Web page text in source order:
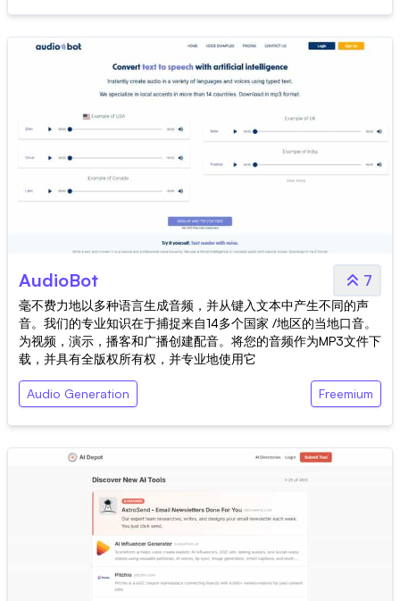
AudioBot 7
毫不费力地以多种语言生成音频，并从键入文本中产生不同的声
音。我们的专业知识在于捕捉来自14多个国家 /地区的当地口音。
为视频，演示，播客和广播创建配音。将您的音频作为MP3文件下
载，并具有全版权所有权，并专业地使用它
Audio Generation Freemium